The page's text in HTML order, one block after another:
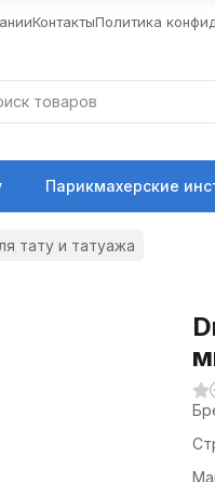
КонтактыПолитика
Парикмахерские
тату и татуажа